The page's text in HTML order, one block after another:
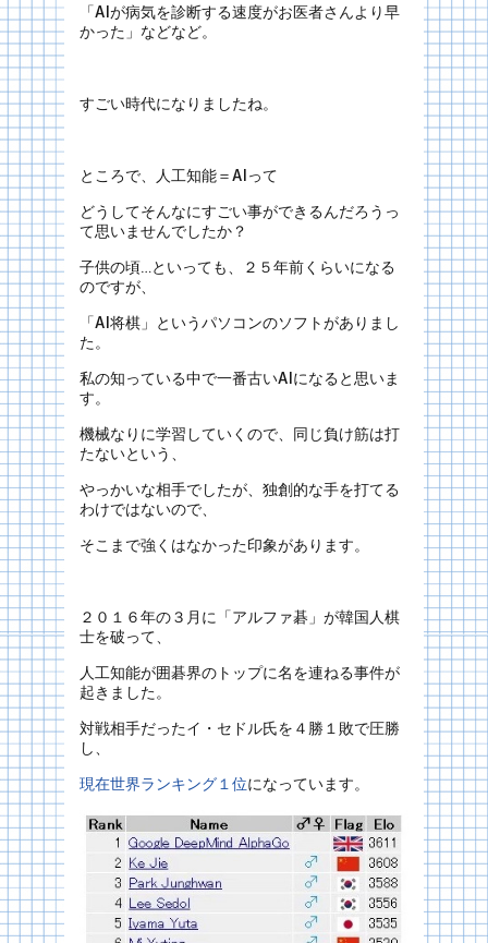
「AIが病気を診断する速度がお医者さんより早
かった」などなど。
すごい時代になりましたね。
ところで、人工知能＝AIって
どうしてそんなにすごい事ができるんだろうっ
て思いませんでしたか？
子供の頃…といっても、２５年前くらいになる
のですが、
「AI将棋」というパソコンのソフトがありまし
た。
私の知っている中で一番古いAIになると思いま
す。
機械なりに学習していくので、同じ負け筋は打
たないという、
やっかいな相手でしたが、独創的な手を打てる
わけではないので、
そこまで強くはなかった印象があります。
２０１６年の３月に「アルファ碁」が韓国人棋
士を破って、
人工知能が囲碁界のトップに名を連ねる事件が
起きました。
対戦相手だったイ・セドル氏を４勝１敗で圧勝
し、
現在世界ランキング１位になっています。